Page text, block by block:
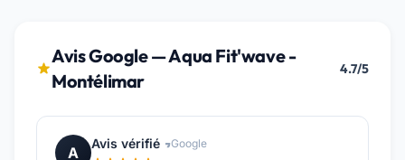
Avis Google — Aqua Fit'wave -
Montélimar
4.7/5
A
Avis vérifié Google